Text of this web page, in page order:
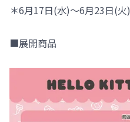
＊6月17日(水)～6月23日(火)
■展開商品